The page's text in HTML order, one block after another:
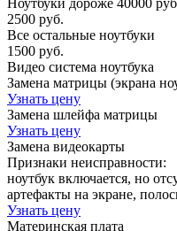
2500 руб.
Все остальные ноутбуки
1500 руб.
Видео система ноутбука
Замена матрицы (экрана
Узнать цену
Замена шлейфа матрицы
Узнать цену
Замена видеокарты
Признаки неисправности:
ноутбук включается, но
артефакты на экране,
Узнать цену
Материнская плата